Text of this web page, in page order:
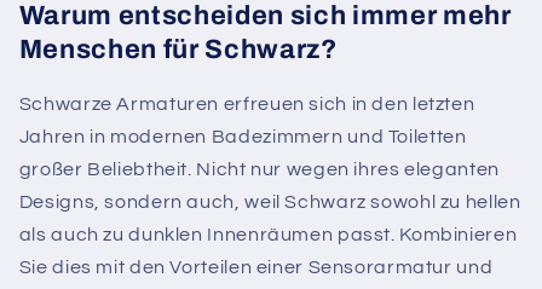
Warum entscheiden sich immer mehr
Menschen für Schwarz?
Schwarze Armaturen erfreuen sich in den letzten
Jahren in modernen Badezimmern und Toiletten
großer Beliebtheit. Nicht nur wegen ihres eleganten
Designs, sondern auch, weil Schwarz sowohl zu hellen
als auch zu dunklen Innenräumen passt. Kombinieren
Sie dies mit den Vorteilen einer Sensorarmatur und